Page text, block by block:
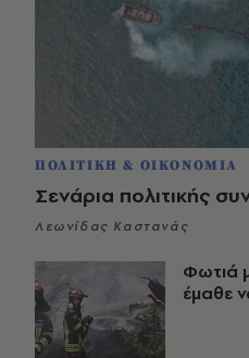
ΠΟΛΙΤΙΚΗ & ΟΙΚΟΝΟΜΙΑ
Σενάρια πολιτικής
Λεωνίδας Καστανάς
Φωτιά
έμαθε